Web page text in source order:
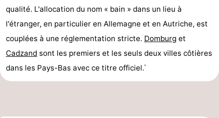
qualité. L'allocation du nom « bain » dans un lieu à
l'étranger, en particulier en Allemagne et en Autriche, est
couplées à une réglementation stricte. Domburg et
Cadzand sont les premiers et les seuls deux villes côtières
dans les Pays-Bas avec ce titre officiel.`